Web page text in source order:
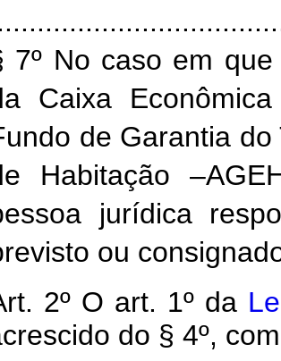
7º No caso em
Caixa
de Garantia
Habitação
jurídica
ou
2º O art. 1º da
do § 4º,